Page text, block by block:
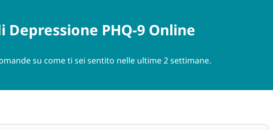
Depressione PHQ-9 Online
su come ti sei sentito nelle ultime 2 settimane.